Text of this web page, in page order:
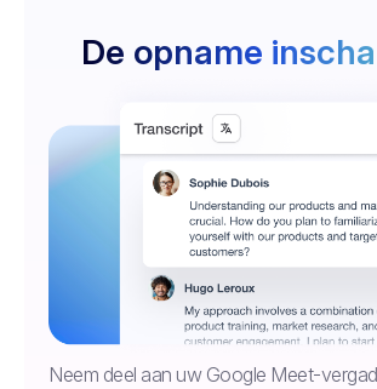
De opname
Neem deel aan uw Google Meet-